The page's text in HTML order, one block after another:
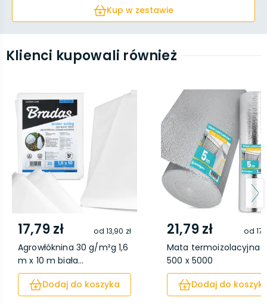
Kup w zestawie
Klienci kupowali również
17,79 zł od 13,90 zł
Agrowłóknina 30 g/m²g 1,6
m x 10 m biała...
Dodaj do koszyka
21,79 zł od
Mata termoizolacyjna
500 x 5000
Dodaj do